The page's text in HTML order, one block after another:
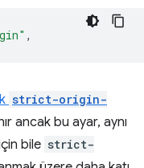
,
strict-origin-
ancak bu ayar, aynı
bile strict-